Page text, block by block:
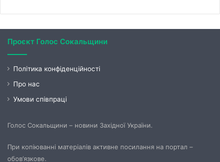
Проєкт Голос Сокальщини
Політика конфіденційності
Про нас
Умови співпраці
Голос Сокальщини – новини Західної України.
При копіюванні матеріалів активне посилання на портал –
обов’язкове.